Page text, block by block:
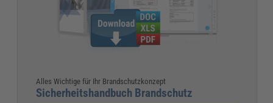
Alles Wichtige für Ihr Brandschutzkonzept
Sicherheitshandbuch Brandschutz